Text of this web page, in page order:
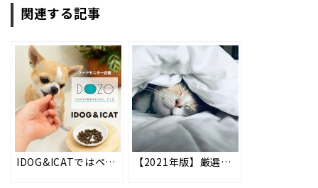
関連する記事
IDOG&ICATではペットの健康寿命20年を目指す、ドッグフード【DOZO(ドーゾ)】を共同開発！ #136 【2021年版】厳選比較！猫の冬用ベッドおすすめ5選！選び方も解説 #95